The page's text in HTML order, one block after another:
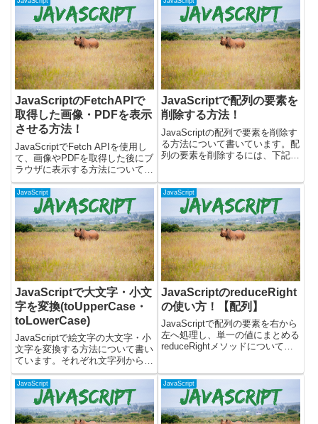
JavaScriptのFetchAPIで
取得した画像・PDFを表示
させる方法！
JavaScriptでFetch APIを使用し
て、画像やPDFを取得した後にブ
ラウザに表示する方法について書
いています。簡単なサンプルコー
ドを用意して試してみました。
Fetch APIでファイルを取得した
後にwindow.openを使用し...
JavaScriptで配列の要素を
削除する方法！
JavaScriptの配列で要素を削除す
る方法について書いています。配
列の要素を削除するには、下記の
ドを使う・shiftメソッドを使う・
spliceメソッドを使う・filter...
JavaScript
JavaScriptで大文字・小文
字を変換(toUpperCase・
toLowerCase)
JavaScriptで絵文字の大文字・小
文字を変換する方法について書い
ています。それぞれ文字列から、
下記のメソッドを使うことで変換
することができます。・小文字か
ら大文字に変換する時には
toUpperCaseメソッドを使う・大
文字から小文字に...
JavaScript
JavaScriptのreduceRight
の使い方！【配列】
JavaScriptで配列の要素を右から
左へ処理し、単一の値にまとめる
reduceRightメソッドについて書
ながら、累積値を更新していく場
合に便利です。reduceメソ...
JavaScript JavaScript